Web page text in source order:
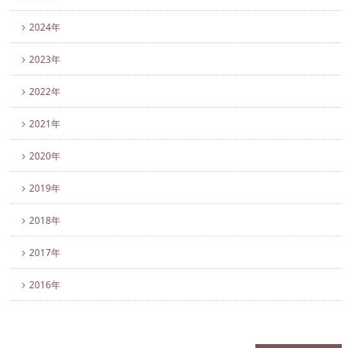
2024年
2023年
2022年
2021年
2020年
2019年
2018年
2017年
2016年